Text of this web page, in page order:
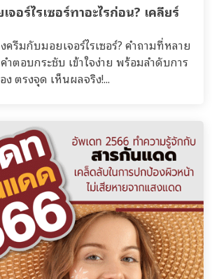
จอร์ไรเซอร์ทาอะไรก่อน? เคลียร์
ครีมกับมอยเจอร์ไรเซอร์? คำถามที่หลาย
ำตอบกระชับ เข้าใจง่าย พร้อมลำดับการ
ตรงจุด เห็นผลจริง!...